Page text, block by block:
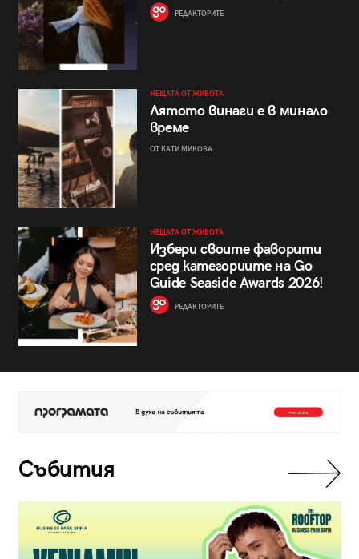
РЕДАКТОРИТЕ
НЕЩАТА ОТ ЖИВОТА
Лятото винаги е в минало
време
ОТ КАТИ МИКОВА
НЕЩАТА ОТ ЖИВОТА
Избери своите фаворити
сред категориите на Go
Guide Seaside Awards 2026!
РЕДАКТОРИТЕ
Събития